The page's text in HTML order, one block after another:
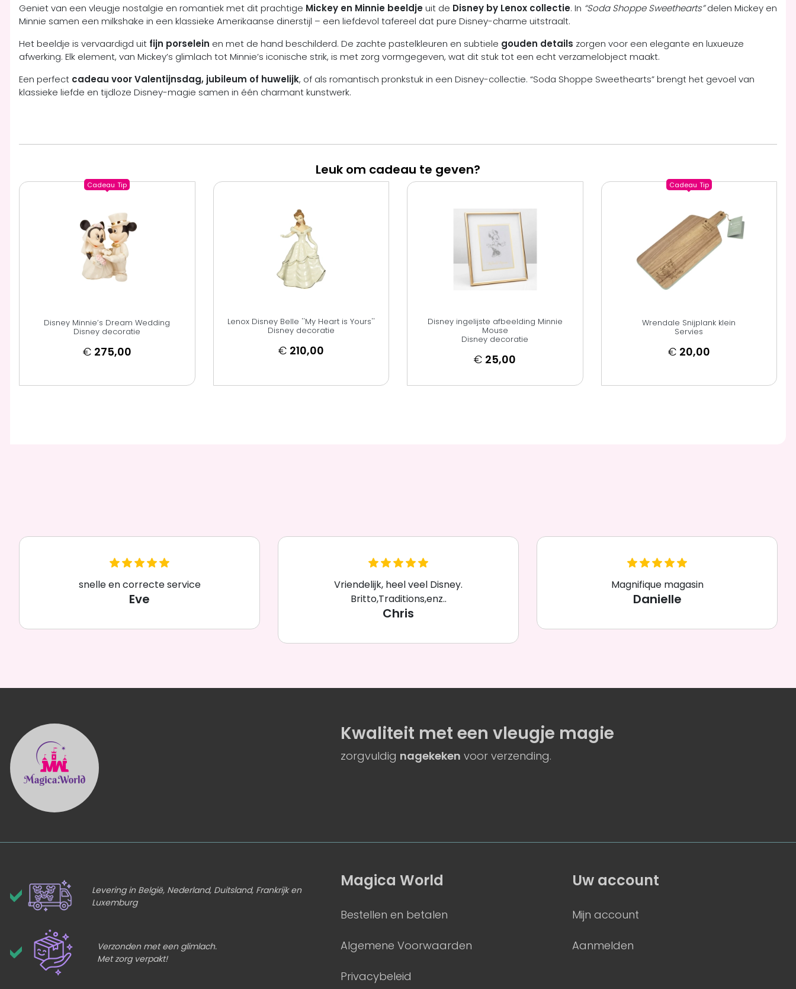
Geniet van een vleugje nostalgie en romantiek met dit prachtige Mickey en Minnie beeldjeuit de Disney by Lenox collectie. In “Soda Shoppe Sweethearts”delen Mickey en
Minnie samen een milkshake in een klassieke Amerikaanse dinerstijl – een liefdevol tafereel dat pure Disney-charme uitstraalt.
Het beeldje is vervaardigd uit fijn porselein en met de hand beschilderd. De zachte pastelkleuren en subtiele gouden details zorgen voor een elegante en luxueuze
afwerking. Elk element, van Mickey’s glimlach tot Minnie’s iconische strik, is met zorg vormgegeven, wat dit stuk tot een echt verzamelobject maakt.
Een perfect cadeau voor Valentijnsdag, jubileum of huwelijk, of als romantisch pronkstuk in een Disney-collectie. “Soda Shoppe Sweethearts” brengt het gevoel van
klassieke liefde en tijdloze Disney-magie samen in één charmant kunstwerk.
Leuk om cadeau te geven?
Cadeau Tip
Disney Minnie’s Dream Wedding
Disney decoratie
€ 275,00
Lenox Disney Belle ''My Heart is Yours''
Disney decoratie
€ 210,00
Disney ingelijste afbeelding Minnie
Mouse
Disney decoratie
€ 25,00
Cadeau Tip
Wrendale Snijplank klein
Servies
€ 20,00
snelle en correcte service
Eve
Vriendelijk, heel veel Disney.
Britto,Traditions,enz..
Chris
Magnifique magasin
Danielle
Kwaliteit met eenvleugje magie
zorgvuldig nagekeken voor verzending.
Levering in België, Nederland, Duitsland, Frankrijk en
Luxemburg
Verzonden met een glimlach.
Met zorg verpakt!
Magica World
Bestellen en betalen
Algemene Voorwaarden
Privacybeleid
Uw account
Mijn account
Aanmelden